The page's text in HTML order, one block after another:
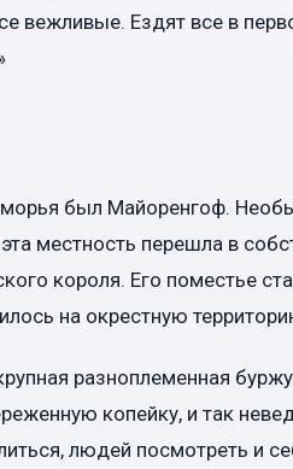
вежливые. Ездят все в
был Майоренгоф.
местность перешла в
короля. Его поместье
на окрестную
разноплеменная
копейку, и так
людей посмотреть и